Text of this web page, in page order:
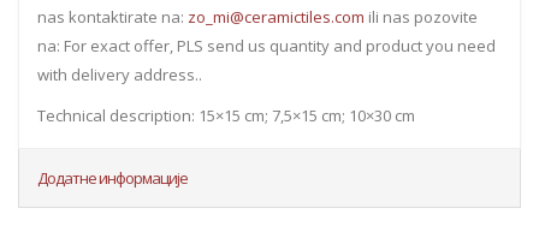
nas kontaktirate na: zo_mi@ceramictiles.com ili nas pozovite
na: For exact offer, PLS send us quantity and product you need
with delivery address..
Technical description: 15×15 cm; 7,5×15 cm; 10×30 cm
Додатне информације